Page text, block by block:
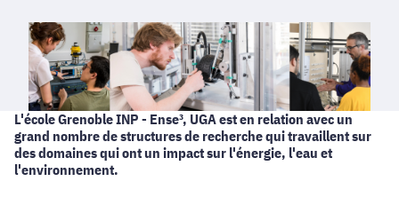
L'école Grenoble INP - Ense³, UGA est en relation avec un
grand nombre de structures de recherche qui travaillent sur
des domaines qui ont un impact sur l'énergie, l'eau et
l'environnement.